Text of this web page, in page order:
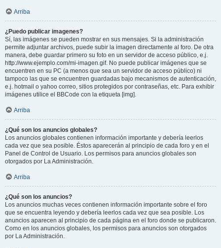
Arriba
¿Puedo publicar imagenes?
Sí, las imágenes se pueden mostrar en sus mensajes. Si la administración
permite adjuntar archivos, puede subir la imagen directamente al foro. De otra
manera, debe guardar primero su foto en un servidor de acceso público, e.j.
http://www.ejemplo.com/mi-imagen.gif. No puede publicar imágenes que se
encuentren en su PC (a menos que sea un servidor de acceso público) ni
tampoco las que se encuentren guardadas bajo mecanismos de autenticación,
e.j. hotmail o yahoo correo, sitios protegidos por contraseñas, etc. Para exhibir
imágenes utilice el BBCode con la etiqueta [img].
Arriba
¿Qué son los anuncios globales?
Los anuncios globales contienen información importante y debería leerlos
cada vez que sea posible. Éstos aparecerán al principio de cada foro y en el
Panel de Control de Usuario. Los permisos para anuncios globales son
otorgados por La Administración.
Arriba
¿Qué son los anuncios?
Los anuncios muchas veces contienen información importante sobre el foro
que se encuentra leyendo y debería leerlos cada vez que sea posible. Los
anuncios aparecen al principio de cada página en el foro donde se publicaron.
Como en los anuncios globales, los permisos para anuncios son otorgados
por La Administración.